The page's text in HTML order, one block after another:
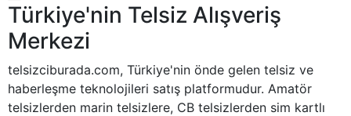
Türkiye'nin Telsiz Alışveriş
Merkezi
telsizciburada.com, Türkiye'nin önde gelen telsiz ve
haberleşme teknolojileri satış platformudur. Amatör
telsizlerden marin telsizlere, CB telsizlerden sim kartlı